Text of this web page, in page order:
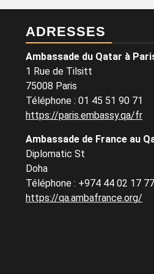
ADRESSES
Ambassade du Qatar à
1 Rue de Tilsitt
75008 Paris
Téléphone : 01 45 51 90 71
https://paris.embassy.qa/fr
Ambassade de France au
Diplomatic St
Doha
Téléphone : +974 44 02 17 77
https://qa.ambafrance.org/